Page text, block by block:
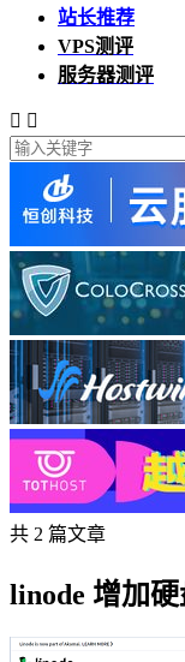
站长推荐
VPS测评
服务器测评
 
共 2 篇文章
linode 增加